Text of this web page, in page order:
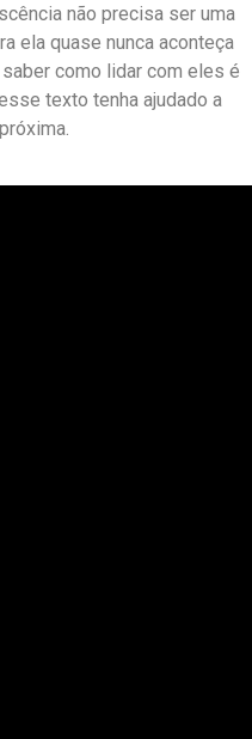
não precisa ser uma
ela quase nunca aconteça
como lidar com eles é
texto tenha ajudado a